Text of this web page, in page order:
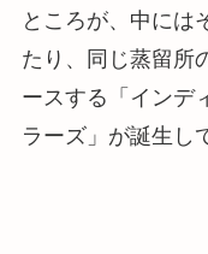
ところが、中には
たり、同じ蒸留所
ースする「インデ
ラーズ」が誕生し